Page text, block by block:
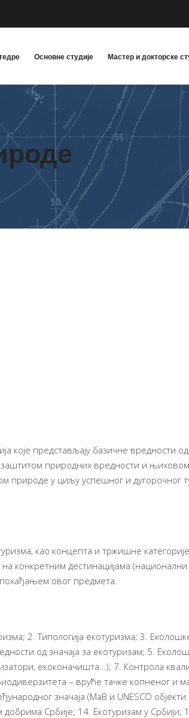
Основне студије Мастер и докторске
представљају базичне вредности од
природних вредности и
природе у циљу успешног и дугорочног
као концепта и тржишне
конкретним дестинацијама
овог предмета.
2. Типологија екотуризма; 3.
од значаја за екотуризам; 5.
екоконачишта…); 7. Контрола
– вруће тачке копненог и
значаја (MaB и UNESCO
Србије; 14. Екотуризам у Србији;